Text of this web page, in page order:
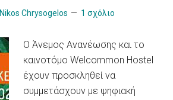
Nikos Chrysogelos 1 σχόλιο
Ο Άνεμος Ανανέωσης και το
καινοτόμο Welcommon Hostel
έχουν προσκληθεί να
συμμετάσχουν με ψηφιακή